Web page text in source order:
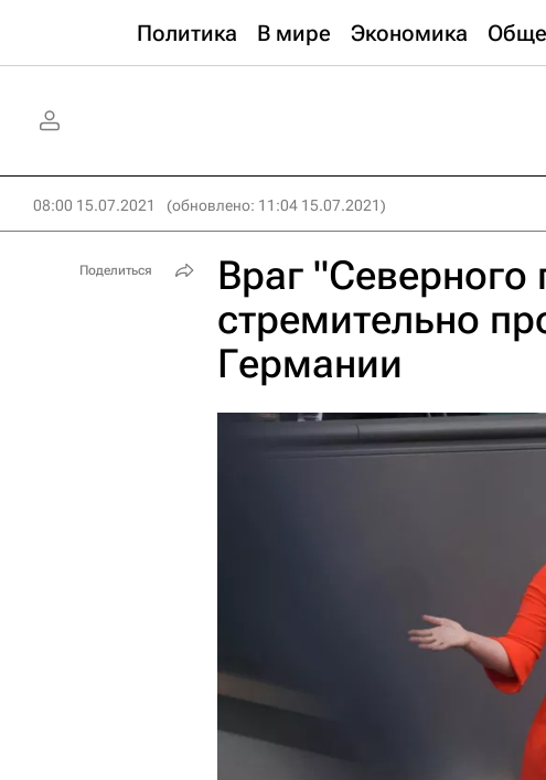
Политика В мире Экономика
08:00 15.07.2021 (обновлено: 11:04 15.07.2021)
Враг
стремительно
Германии
Поделиться